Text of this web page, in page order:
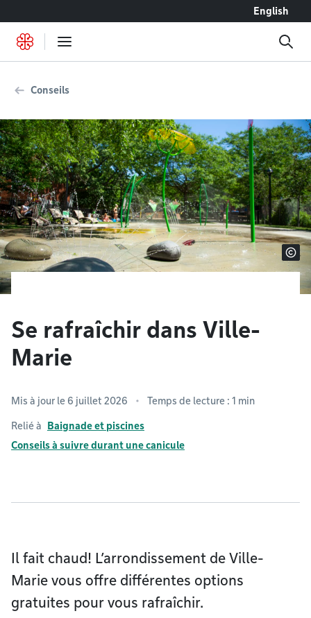
English
Conseils
Se rafraîchir dans Ville-
Marie
Mis à jour le 6 juillet 2026 Temps de lecture : 1 min
Relié à
Baignade et piscines
Conseils à suivre durant une canicule
Il fait chaud! L’arrondissement de Ville-
Marie vous offre différentes options
gratuites pour vous rafraîchir.